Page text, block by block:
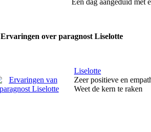
Een dag aangeduid met
Ervaringen over paragnost Liselotte
Liselotte
Zeer positieve en
Weet de kern te raken